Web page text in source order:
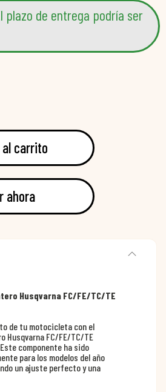
plazo de entrega podría ser
carrito
ahora
Husqvarna FC/FE/TC/TE
de tu motocicleta con el
Husqvarna FC/FE/TC/TE
componente ha sido
para los modelos del año
un ajuste perfecto y una